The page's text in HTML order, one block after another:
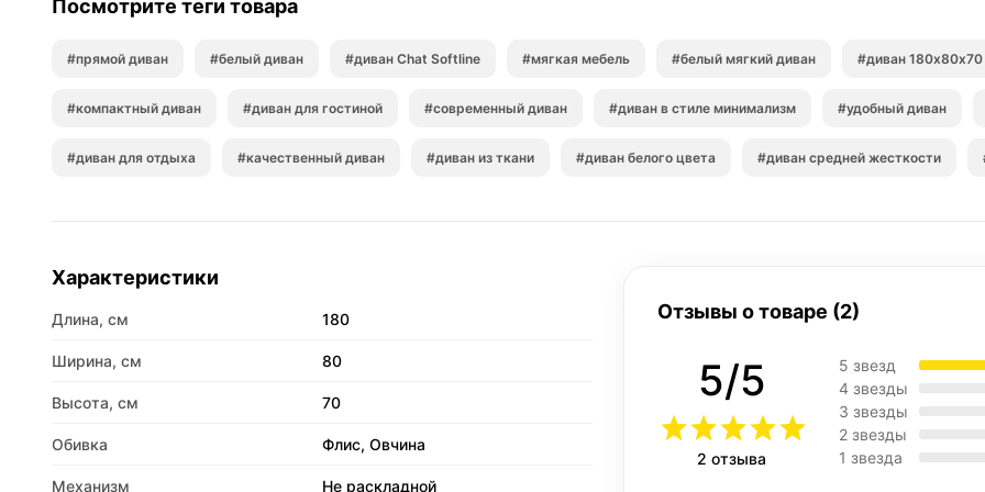
Посмотрите теги товара
#прямой диван #белый диван #диван Chat Softline #мягкая мебель #белый мягкий диван #диван 180х80х70
#компактный диван #диван для гостиной #современный диван #диван в стиле минимализм #удобный диван
#диван для отдыха #качественный диван #диван из ткани #диван белого цвета #диван средней жесткости
Характеристики
Длина, см 180
Ширина, см 80
Высота, см 70
Обивка Флис, Овчина
Механизм Не раскладной
Отзывы о товаре (2)
5/5
2 отзыва
5 звезд
4 звезды
3 звезды
2 звезды
1 звезда